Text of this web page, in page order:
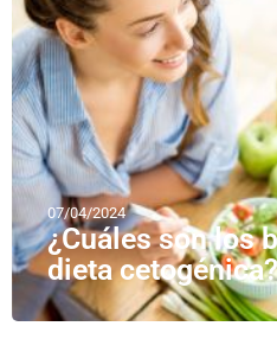
07/04/2024
¿Cuáles son los
dieta cetogénica?